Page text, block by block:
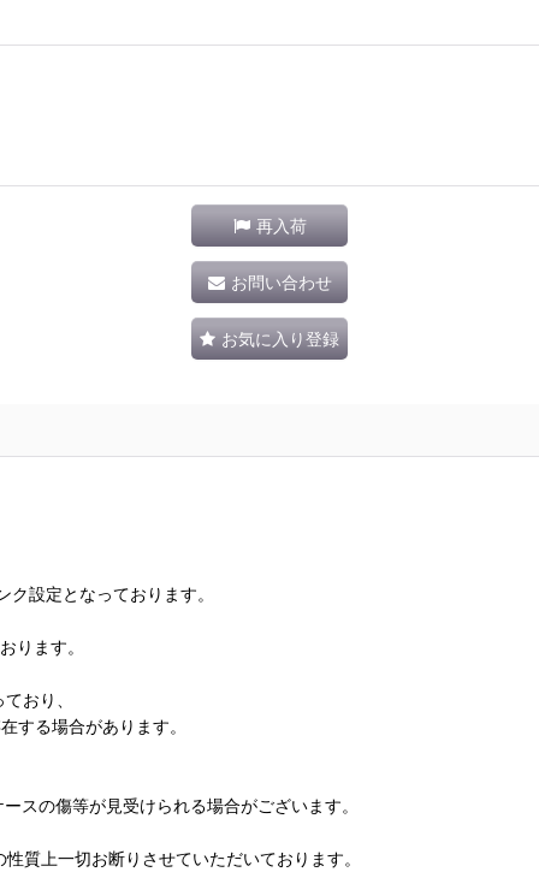
再入荷
お問い合わせ
お気に入り登録
設定となっております。
ります。
おり、
する場合があります。
スの傷等が見受けられる場合がございます。
質上一切お断りさせていただいております。